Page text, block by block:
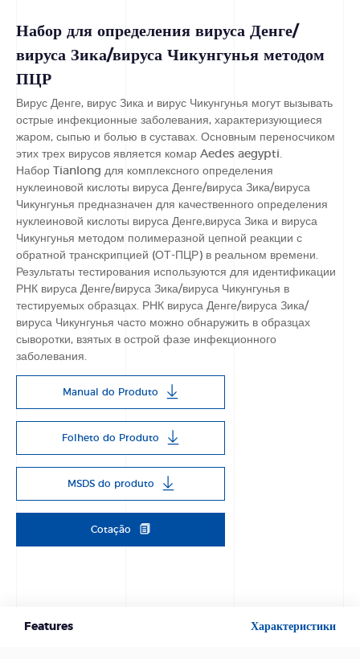
Набор для определения вируса Денге/
вируса Зика/вируса Чикунгунья методом
ПЦР
Вирус Денге, вирус Зика и вирус Чикунгунья могут вызывать
острые инфекционные заболевания, характеризующиеся
жаром, сыпью и болью в суставах. Основным переносчиком
этих трех вирусов является комар Aedes aegypti.
Набор Tianlong для комплексного определения
нуклеиновой кислоты вируса Денге/вируса Зика/вируса
Чикунгунья предназначен для качественного определения
нуклеиновой кислоты вируса Денге,вируса Зика и вируса
Чикунгунья методом полимеразной цепной реакции с
обратной транскрипцией (ОТ-ПЦР) в реальном времени.
Результаты тестирования используются для идентификации
РНК вируса Денге/вируса Зика/вируса Чикунгунья в
тестируемых образцах. РНК вируса Денге/вируса Зика/
вируса Чикунгунья часто можно обнаружить в образцах
сыворотки, взятых в острой фазе инфекционного
заболевания.
Manual do Produto
Folheto do Produto
MSDS do produto
Cotação
Features Характеристики